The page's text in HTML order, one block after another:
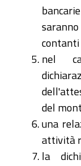
contanti
nel
del
una
attività
la